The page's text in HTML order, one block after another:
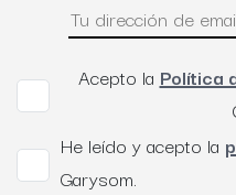
Acepto la Política
He leído y acepto la
Garysom.